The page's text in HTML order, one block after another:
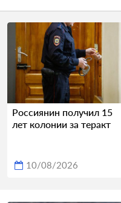
Россиянин получил 15
лет колонии за теракт
10/08/2026